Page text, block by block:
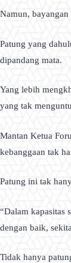
Namun,
Patung yang
dipandang mata.
Yang lebih
yang tak
Mantan Ketua
kebanggaan tak
Patung ini tak
“Dalam kapasitas
dengan baik,
Tidak hanya